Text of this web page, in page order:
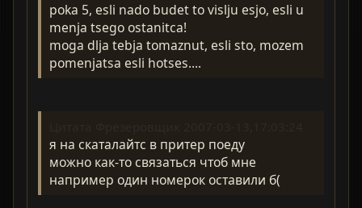
poka 5, esli nado budet to vislju esjo, esli u
menja tsego ostanitca!
moga dlja tebja tomaznut, esli sto, mozem
pomenjatsa esli hotses....
я на скаталайтс в притер поеду
можно как-то связаться чтоб мне
например один номерок оставили б(